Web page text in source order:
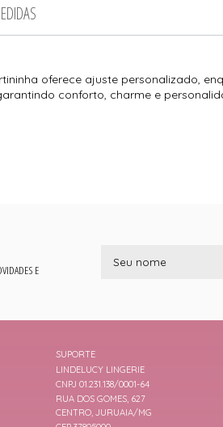
oferece ajuste personalizado,
conforto, charme e
E
SUPORTE
LINDELUCY LINGERIE
CNPJ 01.231.138/0001-64
RUA DOS GOMES, 627
CENTRO, JURUAIA/MG